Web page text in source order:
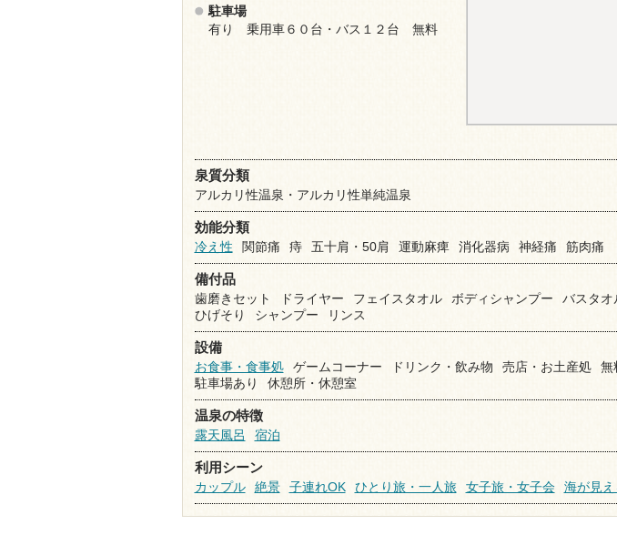
駐車場
有り 乗用車６０台・バス１２台 無料
泉質分類
アルカリ性温泉・アルカリ性単純温泉
効能分類
冷え性
関節痛 痔 五十肩・50肩 運動麻痺 消化器病 神経痛 筋肉痛
備付品
歯磨きセット
ドライヤー フェイスタオル ボディシャンプー バスタオ
ひげそり
シャンプー リンス
設備
お食事・食事処
ゲームコーナー ドリンク・飲み物 売店・お土産処
無
駐車場あり
休憩所・休憩室
温泉の特徴
露天風呂
宿泊
利用シーン
カップル
絶景 子連れOK ひとり旅・一人旅 女子旅・女子会 海が見